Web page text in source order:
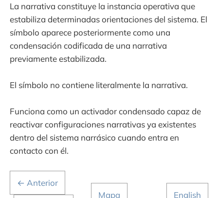
La narrativa constituye la instancia operativa que
estabiliza determinadas orientaciones del sistema. El
símbolo aparece posteriormente como una
condensación codificada de una narrativa
previamente estabilizada.
El símbolo no contiene literalmente la narrativa.
Funciona como un activador condensado capaz de
reactivar configuraciones narrativas ya existentes
dentro del sistema narrásico cuando entra en
contacto con él.
← Anterior
Mapa English